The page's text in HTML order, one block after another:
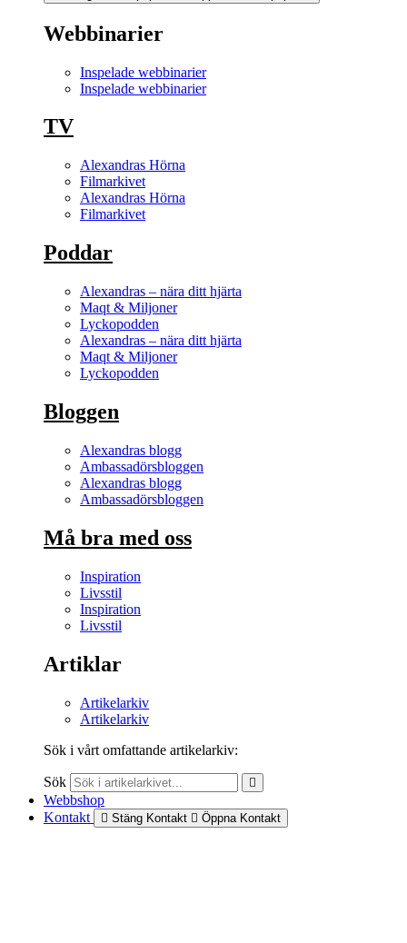
Webbinarier
Inspelade webbinarier
Inspelade webbinarier
TV
Alexandras Hörna
Filmarkivet
Alexandras Hörna
Filmarkivet
Poddar
Alexandras – nära ditt hjärta
Maqt & Miljoner
Lyckopodden
Alexandras – nära ditt hjärta
Maqt & Miljoner
Lyckopodden
Bloggen
Alexandras blogg
Ambassadörsbloggen
Alexandras blogg
Ambassadörsbloggen
Må bra med oss
Inspiration
Livsstil
Inspiration
Livsstil
Artiklar
Artikelarkiv
Artikelarkiv
Sök i vårt omfattande artikelarkiv:
Sök
Webbshop
Kontakt
Stäng Kontakt Öppna Kontakt